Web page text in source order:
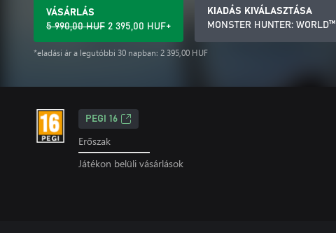
VÁSÁRLÁS
5 990,00 HUF 2 395,00 HUF+
*eladási ár a legutóbbi 30 napban: 2 395,00 HUF
KIADÁS KIVÁLASZTÁSA
MONSTER HUNTER: WORLD™
PEGI 16
Erőszak
Játékon belüli vásárlások